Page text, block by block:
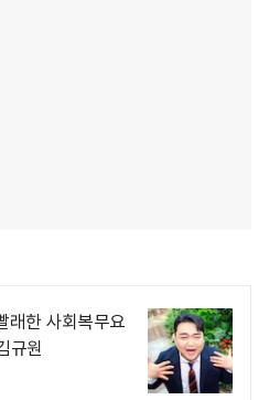
래한 사회복무요
규원